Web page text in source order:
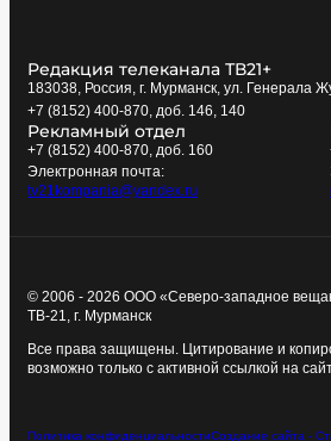
Редакция телеканала ТВ21+
183038, Россия, г. Мурманск, ул. Генерала
+7 (8152) 400-870, доб. 146, 140
Рекламный отдел
+7 (8152) 400-870, доб. 160
Электронная почта:
tv21kompania@yandex.ru
© 2006 - 2026 ООО «Северо-западное
ТВ-21, г. Мурманск
Все права защищены. Цитирование и
возможно только с активной ссылкой на
Политика конфиденциальностиСоздание сайта -